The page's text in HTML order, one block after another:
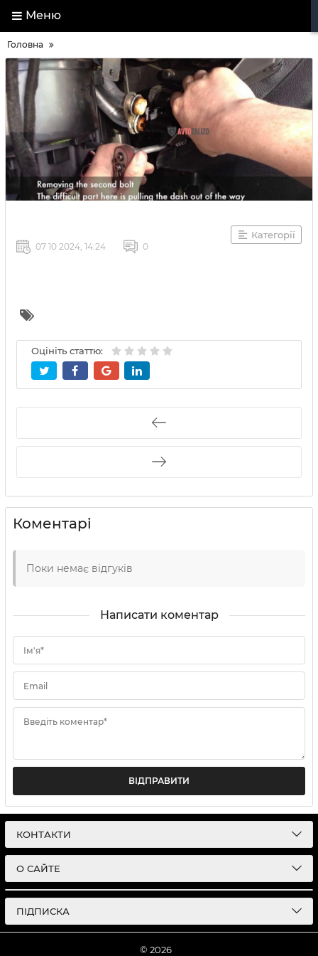
Меню
Головна
Категорії
07 10 2024, 14:24 0
Оцініть статтю:
Коментарі
Поки немає відгуків
Написати коментар
Ім'я*
Email
Введіть коментар*
ВІДПРАВИТИ
КОНТАКТИ
О САЙТЕ
ПІДПИСКА
© 2026